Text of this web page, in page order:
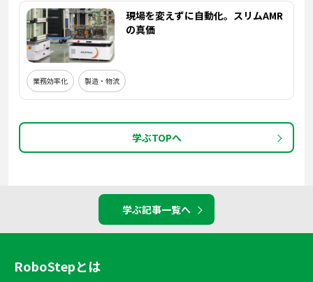
現場を変えずに自動化。スリムAMR
の真価
業務効率化 製造・物流
学ぶTOPへ
学ぶ記事一覧へ
RoboStepとは